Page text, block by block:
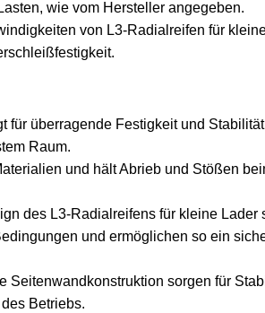
wie vom Hersteller angegeben.
von L3-Radialreifen für
überragende Festigkeit und
Raum.
und hält Abrieb und Stößen
des L3-Radialreifens für kleine Lader
und ermöglichen so ein
Seitenwandkonstruktion sorgen für
Betriebs.